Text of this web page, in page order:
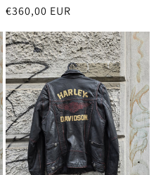
Prezzo
listino
€360,00 EUR